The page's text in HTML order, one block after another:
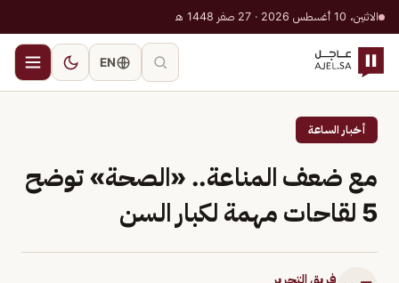
الاثنين، 10 أغسطس 2026 · 27 صفر 1448 هـ
EN
أخبار الساعة
مع ضعف المناعة.. «الصحة» توضح
5 لقاحات مهمة لكبار السن
فريق التحرير